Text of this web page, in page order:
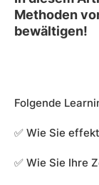
Methoden
bewältigen!
Folgende
✅ Wie Sie
✅ Wie Sie Ihre